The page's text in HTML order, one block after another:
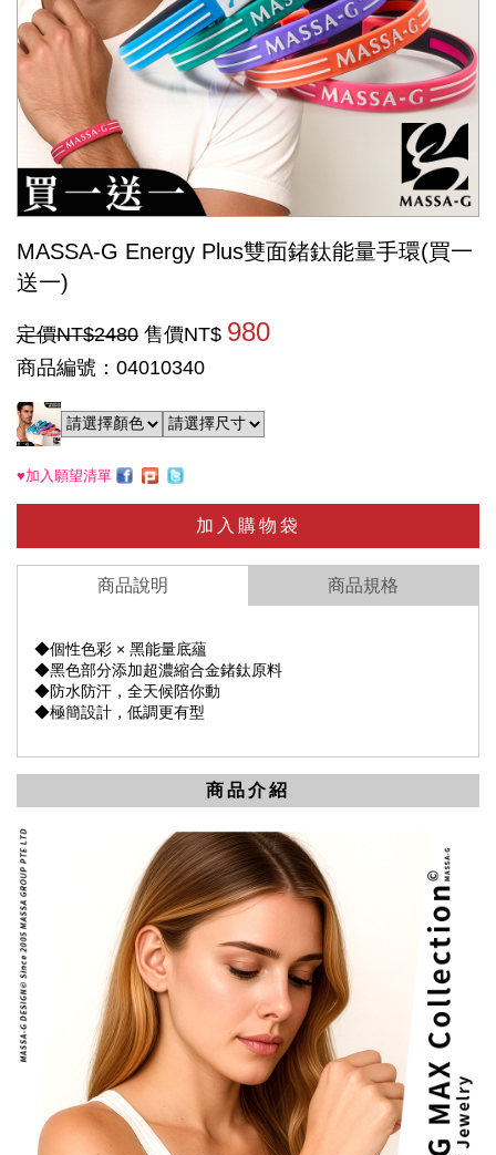
MASSA-G Energy Plus雙面鍺鈦能量手環(買一
送一)
定價NT$2480 售價NT$ 980
商品編號：04010340
♥加入願望清單
加入購物袋
商品說明 商品規格
◆個性色彩 × 黑能量底蘊
◆黑色部分添加超濃縮合金鍺鈦原料
◆防水防汗，全天候陪你動
◆極簡設計，低調更有型
商品介紹